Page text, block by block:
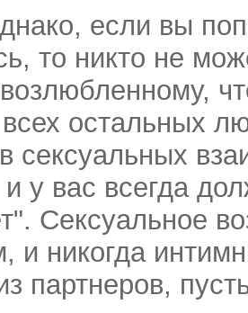
если вы
то никто не
всех остальных
сексуальных
у вас всегда
Сексуальное
и никогда
партнеров,